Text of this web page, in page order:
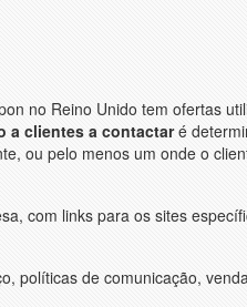
no Reino Unido tem ofertas
a clientes a contactaré
ou pelo menos um onde o
com links para os sites
políticas de comunicação,